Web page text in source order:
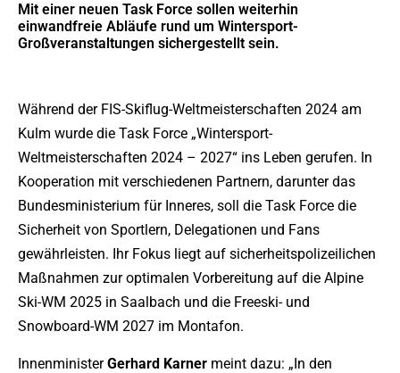
Mit einer neuen Task Force sollen weiterhin
einwandfreie Abläufe rund um Wintersport-
Großveranstaltungen sichergestellt sein.
Während der FIS-Skiflug-Weltmeisterschaften 2024 am
Kulm wurde die Task Force „Wintersport-
Weltmeisterschaften 2024 – 2027“ ins Leben gerufen. In
Kooperation mit verschiedenen Partnern, darunter das
Bundesministerium für Inneres, soll die Task Force die
Sicherheit von Sportlern, Delegationen und Fans
gewährleisten. Ihr Fokus liegt auf sicherheitspolizeilichen
Maßnahmen zur optimalen Vorbereitung auf die Alpine
Ski-WM 2025 in Saalbach und die Freeski- und
Snowboard-WM 2027 im Montafon.
InnenministerGerhard Karner meint dazu: „In den